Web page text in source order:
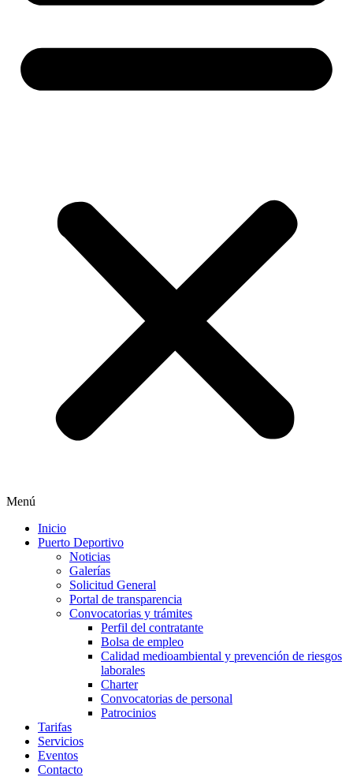
Menú
Inicio
Puerto Deportivo
Noticias
Galerías
Solicitud General
Portal de transparencia
Convocatorias y trámites
Perfil del contratante
Bolsa de empleo
Calidad medioambiental y prevención de riesgos
laborales
Charter
Convocatorias de personal
Patrocinios
Tarifas
Servicios
Eventos
Contacto